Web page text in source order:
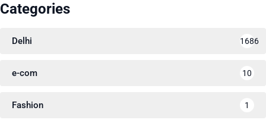
Categories
Delhi 1686
e-com 10
Fashion 1